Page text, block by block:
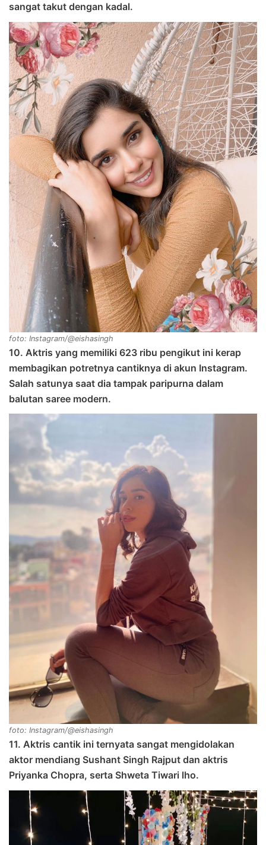
sangat takut dengan kadal.
foto: Instagram/@eishasingh
10. Aktris yang memiliki 623 ribu pengikut ini kerap
membagikan potretnya cantiknya di akun Instagram.
Salah satunya saat dia tampak paripurna dalam
balutan saree modern.
foto: Instagram/@eishasingh
11. Aktris cantik ini ternyata sangat mengidolakan
aktor mendiang Sushant Singh Rajput dan aktris
Priyanka Chopra, serta Shweta Tiwari lho.